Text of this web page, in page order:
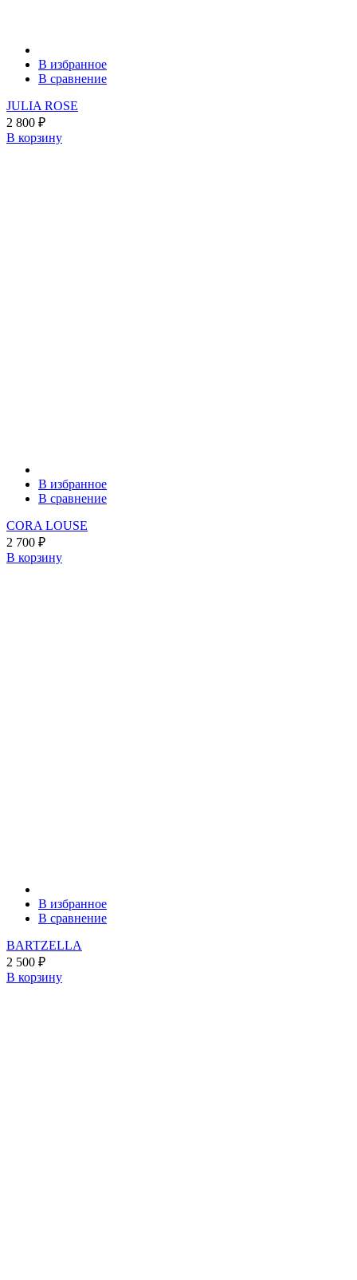
В избранное
В сравнение
JULIA ROSE
2 800 ₽
В корзину
В избранное
В сравнение
CORA LOUSE
2 700 ₽
В корзину
В избранное
В сравнение
BARTZELLA
2 500 ₽
В корзину